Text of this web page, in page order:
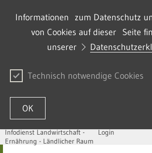
Informationen zum Datenschutz
von Cookies auf dieser Seite
unserer
Technisch notwendige Cookies
OK
Zum Inhalt springen
Infodienst Landwirtschaft -
Ernährung - Ländlicher Raum
Login